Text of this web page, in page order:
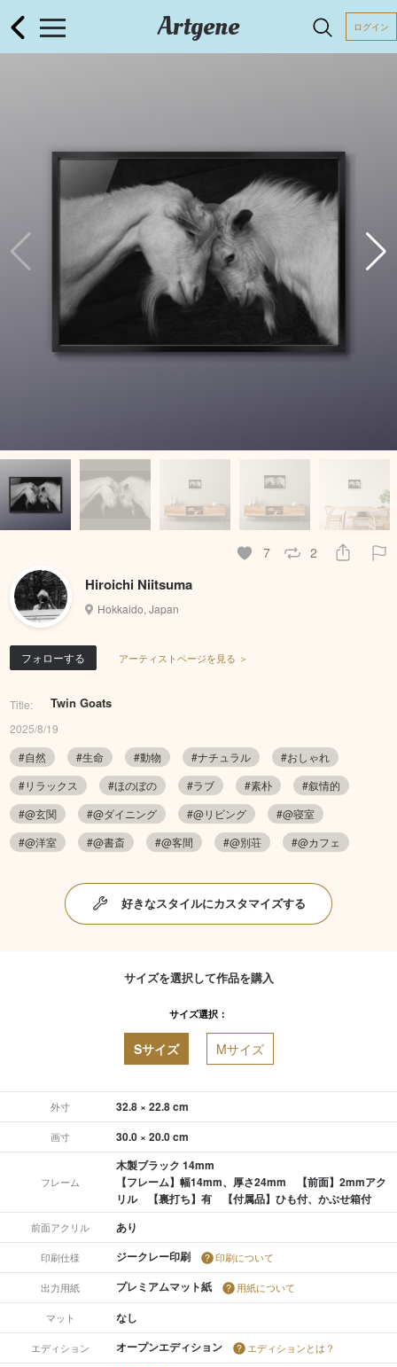
Artgene ログイン
7 2
Hiroichi Niitsuma
Hokkaido, Japan
フォローする アーティストページを見る ＞
Title: Twin Goats
2025/8/19
#自然
#生命 #動物 #ナチュラル
#おしゃれ
#リラックス
#ほのぼの #ラブ #素朴
#叙情的
#@玄関
#@ダイニング #@リビング
#@寝室
#@洋室
#@書斎 #@客間 #@別荘 #@カフェ
好きなスタイルにカスタマイズする
サイズを選択して作品を購入
サイズ選択：
Sサイズ Mサイズ
外寸 32.8 × 22.8 cm
画寸 30.0 × 20.0 cm
フレーム
木製ブラック 14mm
【フレーム】幅14mm、厚さ24mm 【前面】2mmアク
リル 【裏打ち】有 【付属品】ひも付、かぶせ箱付
前面アクリル あり
印刷仕様 ジークレー印刷 印刷について
出力用紙 プレミアムマット紙 用紙について
マット なし
エディション オープンエディション エディションとは？